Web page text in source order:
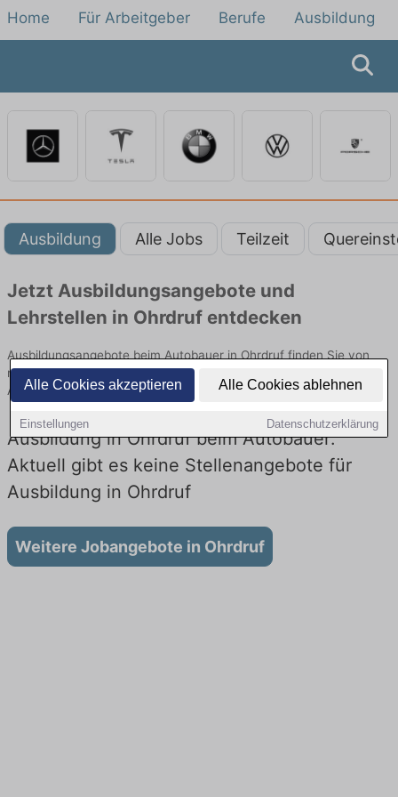
Alle Cookies akzeptieren Alle Cookies ablehnen
Einstellungen Datenschutzerklärung
Home Für Arbeitgeber Berufe Ausbildung
Ausbildung Alle Jobs Teilzeit
Jetzt Ausbildungsangebote und
Lehrstellen in Ohrdruf entdecken
Ausbildungsangebote beim Autobauer in Ohrdruf finden Sie von
namhaften Firmen. Entdecken Sie freie Optionen von Top-
Arbeitgebern und bewerben Sie sich noch heute.
Ausbildung in Ohrdruf beim Autobauer:
Aktuell gibt es keine Stellenangebote für
Ausbildung in Ohrdruf
Weitere Jobangebote in Ohrdruf